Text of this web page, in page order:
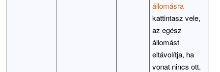
állomásra
kattintasz vele,
az egész
állomást
eltávolítja, ha
vonat nincs ott.